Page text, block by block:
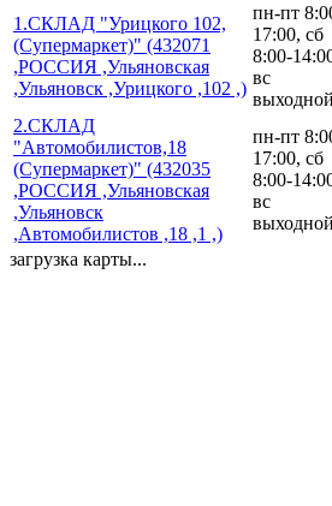
1.СКЛАД "Урицкого 102,
(Супермаркет)" (432071
,РОССИЯ ,Ульяновская
,Ульяновск ,Урицкого ,102 ,)
пн-пт
17:00, сб
8:00-
вс
выходной
2.СКЛАД
"Автомобилистов,18
(Супермаркет)" (432035
,РОССИЯ ,Ульяновская
,Ульяновск
,Автомобилистов ,18 ,1 ,)
пн-пт
17:00, сб
8:00-
вс
выходной
загрузка карты...